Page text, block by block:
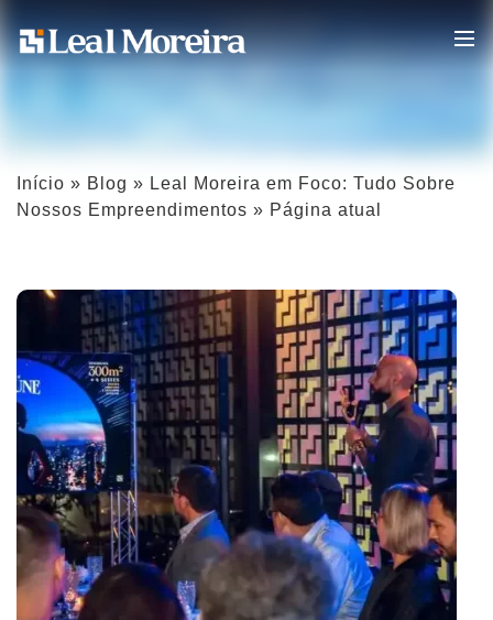
Início » Blog » Leal Moreira em Foco: Tudo Sobre
Nossos Empreendimentos » Página atual